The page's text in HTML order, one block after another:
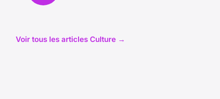
Voir tous les articles Culture →